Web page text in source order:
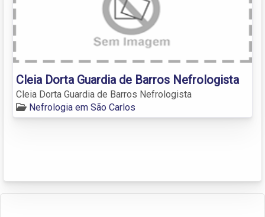
Cleia Dorta Guardia de Barros Nefrologista
Cleia Dorta Guardia de Barros Nefrologista
Nefrologia em São Carlos